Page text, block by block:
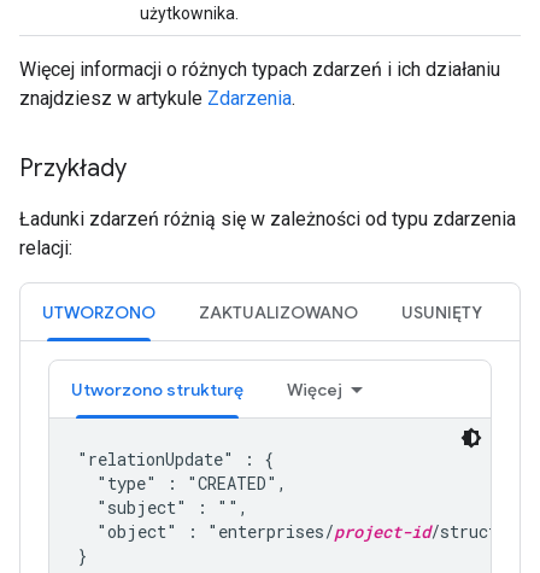
użytkownika.
Więcej informacji o różnych typach zdarzeń i ich działaniu
znajdziesz w artykule Zdarzenia.
Przykłady
Ładunki zdarzeń różnią się w zależności od typu zdarzenia
relacji:
UTWORZONO ZAKTUALIZOWANO USUNIĘTY
Utworzono strukturę Więcej
"relationUpdate" : {
  "type" : "CREATED",
  "subject" : "",
  "object" : "enterprises/
project-id/
}